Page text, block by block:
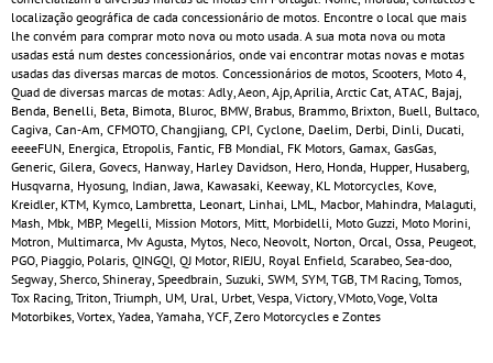
localização geográfica de cada concessionário de motos. Encontre o local que mais
lhe convém para comprar moto nova ou moto usada. A sua mota nova ou mota
usadas está num destes concessionários, onde vai encontrar motas novas e motas
usadas das diversas marcas de motos. Concessionários de motos, Scooters, Moto 4,
Quad de diversas marcas de motas: Adly, Aeon, Ajp, Aprilia, Arctic Cat, ATAC, Bajaj,
Benda, Benelli, Beta, Bimota, Bluroc, BMW, Brabus, Brammo, Brixton, Buell, Bultaco,
Cagiva, Can‑Am, CFMOTO, Changjiang, CPI, Cyclone, Daelim, Derbi, Dinli, Ducati,
eeeeFUN, Energica, Etropolis, Fantic, FB Mondial, FK Motors, Gamax, GasGas,
Generic, Gilera, Govecs, Hanway, Harley Davidson, Hero, Honda, Hupper, Husaberg,
Husqvarna, Hyosung, Indian, Jawa, Kawasaki, Keeway, KL Motorcycles, Kove,
Kreidler, KTM, Kymco, Lambretta, Leonart, Linhai, LML, Macbor, Mahindra, Malaguti,
Mash, Mbk, MBP, Megelli, Mission Motors, Mitt, Morbidelli, Moto Guzzi, Moto Morini,
Motron, Multimarca, Mv Agusta, Mytos, Neco, Neovolt, Norton, Orcal, Ossa, Peugeot,
PGO, Piaggio, Polaris, QINGQI, QJ Motor, RIEJU, Royal Enfield, Scarabeo, Sea-doo,
Segway, Sherco, Shineray, Speedbrain, Suzuki, SWM, SYM, TGB, TM Racing, Tomos,
Tox Racing, Triton, Triumph, UM, Ural, Urbet, Vespa, Victory, VMoto, Voge, Volta
Motorbikes, Vortex, Yadea, Yamaha, YCF, Zero Motorcycles e Zontes